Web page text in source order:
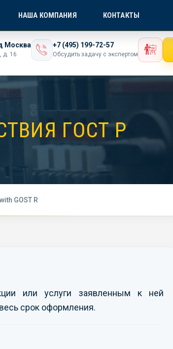
ONLINE@GOSTEXPERT.COM
Москва
д. 16
+7 (495) 199-72-57
Обсудить задачу с экспертом
НАША КОМПАНИЯ КОНТАКТЫ
ГОСТ Р
GOST R
или услуги заявленным к ней
срок оформления.